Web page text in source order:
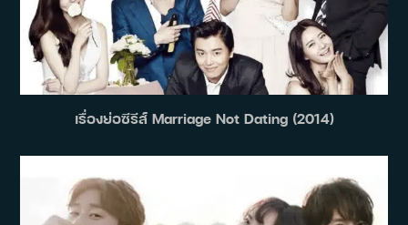
เรื่องย่อซีรีส์ Marriage Not Dating (2014)